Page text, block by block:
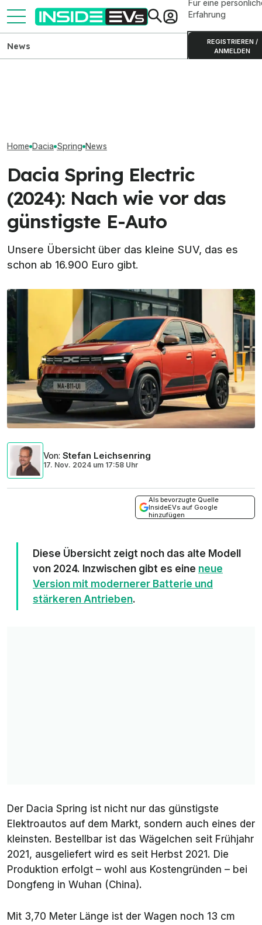
Für eine
Erfahrung
REGISTRIEREN /
ANMELDEN
News
Home Dacia Spring News
Dacia Spring Electric
(2024): Nach wie vor das
günstigste E-Auto
Unsere Übersicht über das kleine SUV, das es
schon ab 16.900 Euro gibt.
Von: Stefan Leichsenring
17. Nov. 2024 um 17:58 Uhr
Als bevorzugte Quelle
InsideEVs auf Google
hinzufügen
Diese Übersicht zeigt noch das alte Modell
von 2024. Inzwischen gibt es eine neue
Version mit modernerer Batterie und
stärkeren Antrieben.
Der Dacia Spring ist nicht nur das günstigste
Elektroautos auf dem Markt, sondern auch eines der
kleinsten. Bestellbar ist das Wägelchen seit Frühjahr
2021, ausgeliefert wird es seit Herbst 2021. Die
Produktion erfolgt – wohl aus Kostengründen – bei
Dongfeng in Wuhan (China).
Mit 3,70 Meter Länge ist der Wagen noch 13 cm